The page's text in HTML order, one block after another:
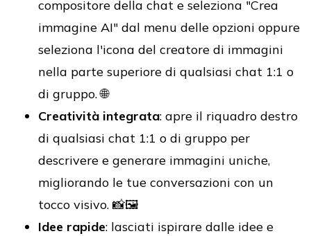
compositore della chat e seleziona "Crea
immagine AI" dal menu delle opzioni oppure
seleziona l'icona del creatore di immagini
nella parte superiore di qualsiasi chat 1:1 o
di gruppo. 🌐
Creatività integrata: apre il riquadro destro
di qualsiasi chat 1:1 o di gruppo per
descrivere e generare immagini uniche,
migliorando le tue conversazioni con un
tocco visivo. 📸🖼️
Idee rapide: lasciati ispirare dalle idee e